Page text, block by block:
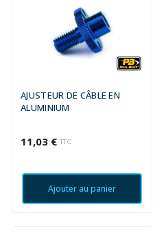
AJUSTEUR DE CÂBLE EN
ALUMINIUM
11,03 € TTC
Ajouter au panier